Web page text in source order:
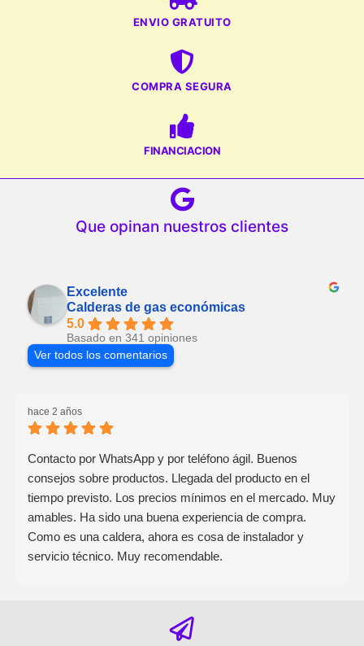
ENVIO GRATUITO
COMPRA SEGURA
FINANCIACION
Que opinan nuestros clientes
Excelente
Calderas de gas económicas
5.0
Basado en 341 opiniones
Ver todos los comentarios
hace 2 años
Contacto por WhatsApp y por teléfono ágil. Buenos
consejos sobre productos. Llegada del producto en el
tiempo previsto. Los precios mínimos en el mercado. Muy
amables. Ha sido una buena experiencia de compra.
Como es una caldera, ahora es cosa de instalador y
servicio técnico. Muy recomendable.